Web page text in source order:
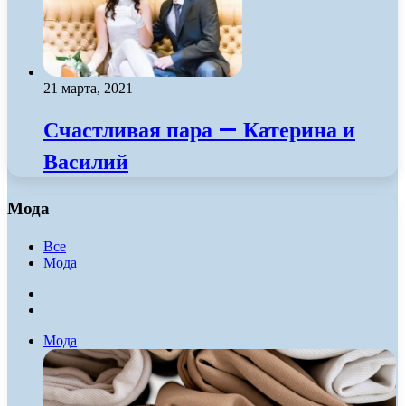
21 марта, 2021
Счастливая пара — Катерина и
Василий
Мода
Все
Мода
Мода